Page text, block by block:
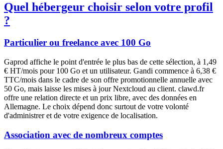
Quel hébergeur choisir selon votre profil
?
Particulier ou freelance avec 100 Go
Gaprod affiche le point d'entrée le plus bas de cette sélection, à 1,49
€ HT/mois pour 100 Go et un utilisateur. Gandi commence à 6,38 €
TTC/mois dans le cadre de son offre promotionnelle annuelle avec
50 Go, mais laisse les mises à jour Nextcloud au client. clawd.fr
offre une relation directe et un prix libre, avec des données en
Allemagne. Le choix dépend donc surtout de votre volonté
d'administrer et de votre exigence de localisation.
Association avec de nombreux comptes